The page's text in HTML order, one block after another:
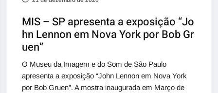
MIS – SP apresenta a exposição “Jo
hn Lennon em Nova York por Bob Gr
uen”
O Museu da Imagem e do Som de São Paulo
apresenta a exposição “John Lennon em Nova York
por Bob Gruen”. A mostra inaugurada em Março de